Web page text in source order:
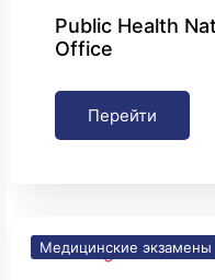
Public Health
Office
Перейти
Медицинские экзамены